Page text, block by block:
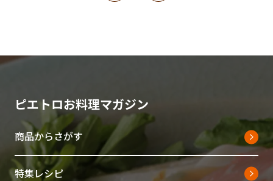
ピエトロお料理マガジン
商品からさがす
特集レシピ